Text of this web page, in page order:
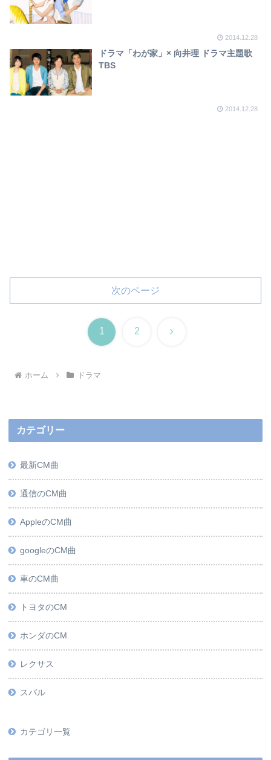
2014.12.28
ドラマ「わが家」× 向井理 ドラマ主題歌
TBS
2014.12.28
次のページ
1 2 次
ホーム ドラマ
カテゴリー
最新CM曲
通信のCM曲
AppleのCM曲
googleのCM曲
車のCM曲
トヨタのCM
ホンダのCM
レクサス
スバル
カテゴリ一覧